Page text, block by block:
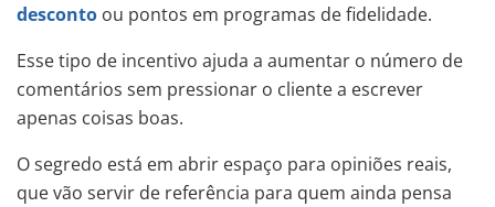
desconto ou pontos em programas de fidelidade.
Esse tipo de incentivo ajuda a aumentar o número de
comentários sem pressionar o cliente a escrever
apenas coisas boas.
O segredo está em abrir espaço para opiniões reais,
que vão servir de referência para quem ainda pensa